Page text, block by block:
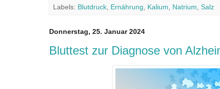
Labels: Blutdruck, Ernährung, Kalium, Natrium, Salz
Donnerstag, 25. Januar 2024
Bluttest zur Diagnose von